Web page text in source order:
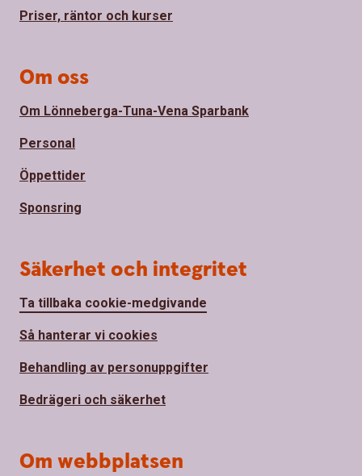
Priser, räntor och kurser
Om oss
Om Lönneberga-Tuna-Vena Sparbank
Personal
Öppettider
Sponsring
Säkerhet och integritet
Ta tillbaka cookie-medgivande
Så hanterar vi cookies
Behandling av personuppgifter
Bedrägeri och säkerhet
Om webbplatsen